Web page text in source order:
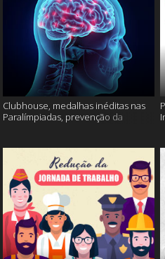
Clubhouse, medalhas inéditas nas
Paralímpiadas, prevenção da